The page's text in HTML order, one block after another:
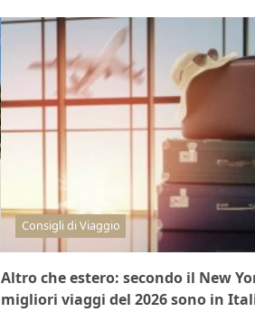
Consigli di Viaggio
Altro che estero: secondo il New
migliori viaggi del 2026 sono in